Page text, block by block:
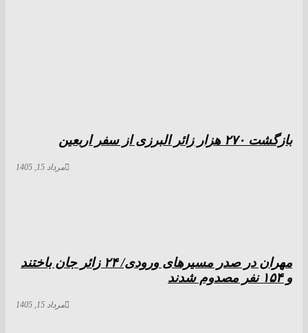
بازگشت ۲۷۰ هزار زائر البرزی از سفر اربعین
مرداد 15, 1405
مهران در صدر مسیر‌های ورودی/ ۲۴ زائر جان باختند
و ۱۵۴ نفر مصدوم شدند
مرداد 15, 1405